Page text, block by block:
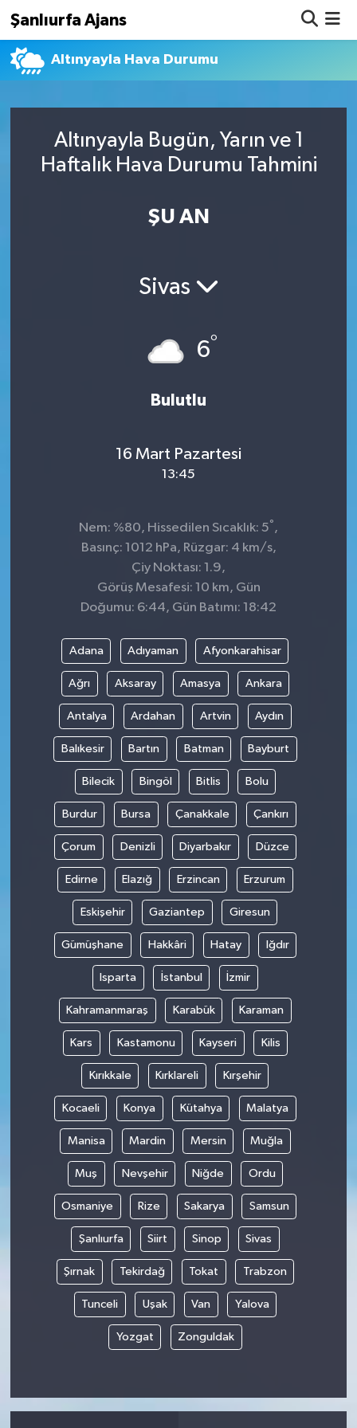
Şanlıurfa Ajans
Altınyayla Hava Durumu
Altınyayla Bugün, Yarın ve 1
Haftalık Hava Durumu Tahmini
ŞU AN
Sivas
6°
Bulutlu
16 Mart Pazartesi
13:45
Nem: %80, Hissedilen Sıcaklık: 5° ,
Basınç: 1012 hPa, Rüzgar: 4 km/s,
Çiy Noktası: 1.9,
Görüş Mesafesi: 10 km, Gün
Doğumu: 6:44, Gün Batımı: 18:42
Adana Adıyaman Afyonkarahisar
Ağrı Aksaray Amasya Ankara
Antalya Ardahan Artvin Aydın
Balıkesir Bartın Batman Bayburt
Bilecik Bingöl Bitlis Bolu
Burdur Bursa Çanakkale Çankırı
Çorum Denizli Diyarbakır Düzce
Edirne Elazığ Erzincan Erzurum
Eskişehir Gaziantep Giresun
Gümüşhane Hakkâri Hatay Iğdır
Isparta İstanbul İzmir
Kahramanmaraş Karabük Karaman
Kars Kastamonu Kayseri Kilis
Kırıkkale Kırklareli Kırşehir
Kocaeli Konya Kütahya Malatya
Manisa Mardin Mersin Muğla
Muş Nevşehir Niğde Ordu
Osmaniye Rize Sakarya Samsun
Şanlıurfa Siirt Sinop Sivas
Şırnak Tekirdağ Tokat Trabzon
Tunceli Uşak Van Yalova
Yozgat Zonguldak
Nöbetçi Eczaneler
Namaz Vakitleri
Süper Lig Puan Durumu ve Fikstür